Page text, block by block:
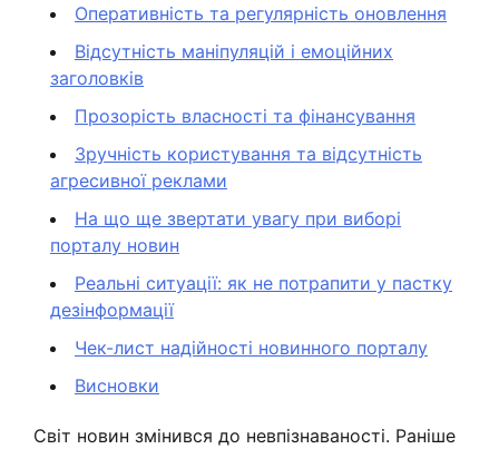
Оперативність та регулярність оновлення
Відсутність маніпуляцій і емоційних
заголовків
Прозорість власності та фінансування
Зручність користування та відсутність
агресивної реклами
На що ще звертати увагу при виборі
порталу новин
Реальні ситуації: як не потрапити у пастку
дезінформації
Чек-лист надійності новинного порталу
Висновки
Світ новин змінився до невпізнаваності. Раніше